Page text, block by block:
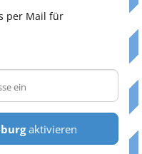
per Mail für
aktivieren